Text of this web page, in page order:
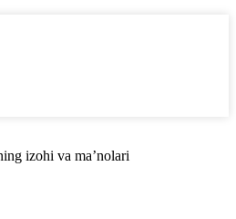
izohi va ma’nolari